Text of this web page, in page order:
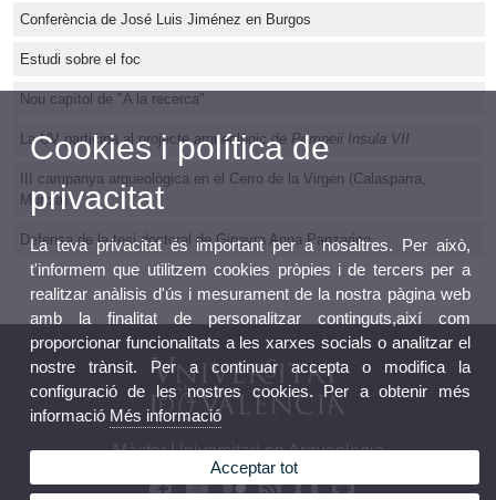
Conferència de José Luis Jiménez en Burgos
Estudi sobre el foc
Nou capítol de "A la recerca"
La UV participa al projecte arqueològic de Pompeii Insula VII
III campanya arqueològica en el Cerro de la Virgen (Calasparra,
Murcia)
Defensa de la tesi doctoral de Ginevra Anna Panzarino
Màster Universitari en Arqueologia
Cookies i política de
privacitat
La teva privacitat és important per a nosaltres. Per això,
t'informem que utilitzem cookies pròpies i de tercers per a
realitzar anàlisis d'ús i mesurament de la nostra pàgina web
amb la finalitat de personalitzar continguts,així com
proporcionar funcionalitats a les xarxes socials o analitzar el
nostre trànsit. Per a continuar accepta o modifica la
configuració de les nostres cookies. Per a obtenir més
informació Més informació
Acceptar tot